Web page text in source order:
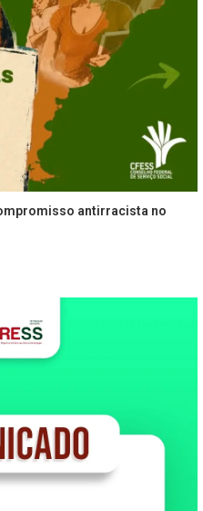
antirracista no